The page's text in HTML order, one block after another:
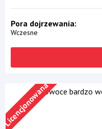
Pora dojrzewania
Wczesne
Licencjonowana